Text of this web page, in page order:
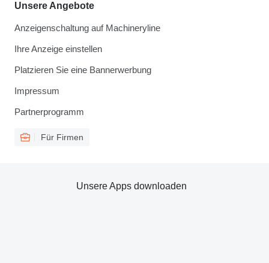
Unsere Angebote
Anzeigenschaltung auf Machineryline
Ihre Anzeige einstellen
Platzieren Sie eine Bannerwerbung
Impressum
Partnerprogramm
Für Firmen
Unsere Apps downloaden